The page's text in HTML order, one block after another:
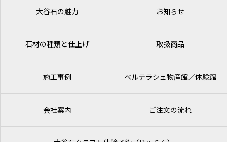
大谷石の魅力 お知らせ
石材の種類と仕上げ 取扱商品
施工事例 ベルテラシェ物産館／体験館
会社案内 ご注文の流れ